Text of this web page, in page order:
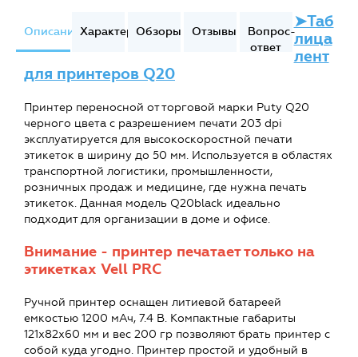
ОписаниеХарактеристики
Обзоры Отзывы
Вопрос-
ответ
➤Таб
лица
лент
для принтеров Q20
Принтер переносной от торговой марки Puty Q20
черного цвета с разрешением печати 203 dpi
эксплуатируется для высокоскоростной печати
этикеток в ширину до 50 мм. Используется в областях
транспортной логистики, промышленности,
розничных продаж и медицине, где нужна печать
этикеток. Данная модель Q20black идеально
подходит для организации в доме и офисе.
Внимание - принтер печатает только на
этикетках Vell PRC
Ручной принтер оснащен литиевой батареей
емкостью 1200 мАч, 7.4 В. Компактные габариты
121х82х60 мм и вес 200 гр позволяют брать принтер с
собой куда угодно. Принтер простой и удобный в